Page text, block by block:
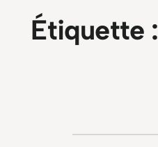
Étiquette :